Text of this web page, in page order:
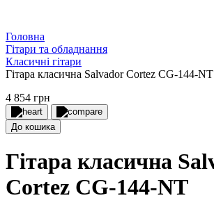
Головна
Гітари та обладнання
Класичні гітари
Гітара класична Salvador Cortez CG-144-NT
4 854 грн
До кошика
Гітара класична
Cortez CG-144-NT